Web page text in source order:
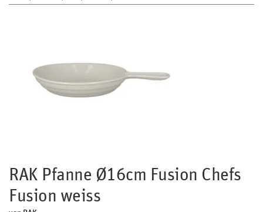
RAK Pfanne Ø16cm Fusion Chefs
Fusion weiss